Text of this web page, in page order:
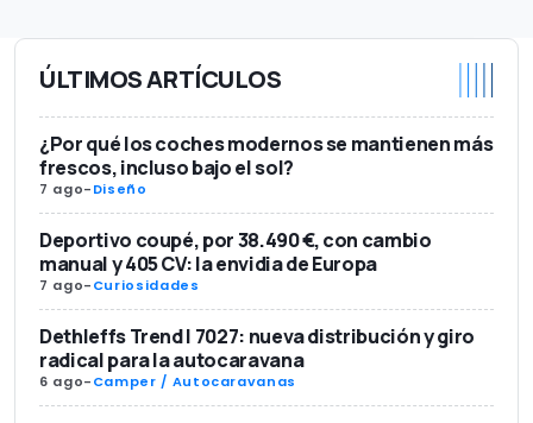
ÚLTIMOS ARTÍCULOS
¿Por qué los coches modernos se mantienen más
frescos, incluso bajo el sol?
7 ago-Diseño
Deportivo coupé, por 38.490 €, con cambio
manual y 405 CV: la envidia de Europa
7 ago-Curiosidades
Dethleffs Trend I 7027: nueva distribución y giro
radical para la autocaravana
6 ago-Camper / Autocaravanas